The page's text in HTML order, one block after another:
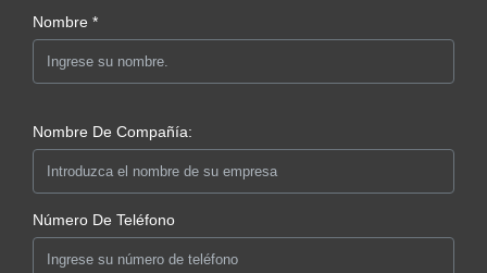
Nombre *
Nombre De Compañía:
Número De Teléfono